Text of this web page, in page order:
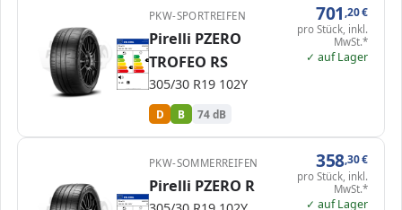
ENERG 2404482
Pirelli
4264200
305/30 R19 102Y
C1
A
B
C
D
D
E
A
B B
C
D
E
74 dB
PKW-SPORTREIFEN
Pirelli PZERO
TROFEO RS
305/30 R19 102Y
D B 74 dB
701,20€
pro Stück, inkl.
MwSt.*
✓ auf Lager
ENERG
Pirelli
4685200
305/30 R19 102Y
C1
PKW-SOMMERREIFEN
Pirelli PZERO R
358,30€
pro Stück, inkl.
MwSt.*
✓ auf Lager